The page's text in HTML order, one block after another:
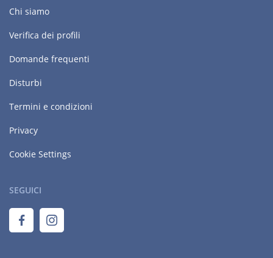
Chi siamo
Verifica dei profili
Domande frequenti
Disturbi
Termini e condizioni
Privacy
Cookie Settings
SEGUICI